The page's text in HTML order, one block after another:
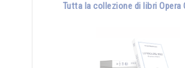
Tutta la collezione di libri Opera